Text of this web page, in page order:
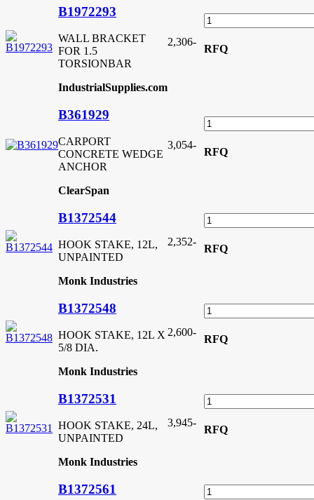
B1972293
WALL BRACKET
FOR 1.5
TORSIONBAR
IndustrialSupplies.com
2,306-
RFQ
B361929
CARPORT
CONCRETE WEDGE
ANCHOR
ClearSpan
3,054-
RFQ
B1372544
HOOK STAKE, 12L,
UNPAINTED
Monk Industries
2,352-
RFQ
B1372548
HOOK STAKE, 12L X
5/8 DIA.
Monk Industries
2,600-
RFQ
B1372531
HOOK STAKE, 24L,
UNPAINTED
Monk Industries
3,945-
RFQ
B1372561